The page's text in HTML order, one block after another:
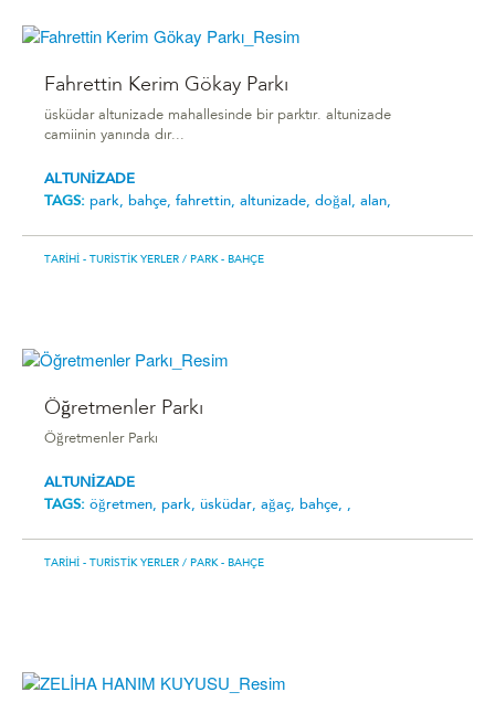
Fahrettin Kerim Gökay Parkı
üsküdar altunizade mahallesinde bir parktır. altunizade
camiinin yanında dır...
ALTUNİZADE
TAGS: park, bahçe, fahrettin, altunizade, doğal, alan,
TARIHI - TURISTIK YERLER / PARK - BAHÇE
Öğretmenler Parkı
Öğretmenler Parkı
ALTUNİZADE
TAGS: öğretmen, park, üsküdar, ağaç, bahçe, ,
TARIHI - TURISTIK YERLER / PARK - BAHÇE